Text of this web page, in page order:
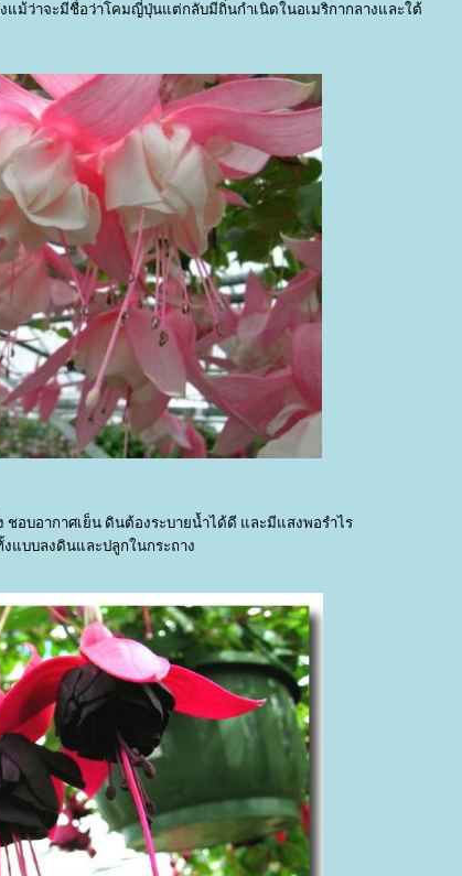
ม้ว่าจะมีชื่อว่าโคมญี่ปุ่นแต่กลับมีถิ่นกำเนิดในอเมริกากลางและใต้
อบอากาศเย็น ดินต้องระบายน้ำได้ดี และมีแสงพอรำไร
แบบลงดินและปลูกในกระถาง